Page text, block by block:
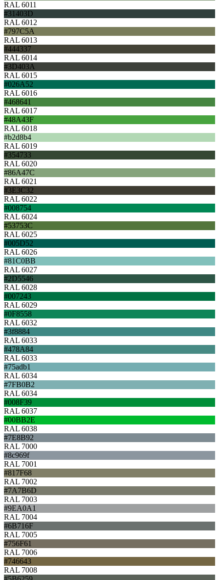
RAL 6011
#31403D
RAL 6012
#797C5A
RAL 6013
#444337
RAL 6014
#3D403A
RAL 6015
#026A52
RAL 6016
#468641
RAL 6017
#48A43F
RAL 6018
#b2d8b4
RAL 6019
#354733
RAL 6020
#86A47C
RAL 6021
#3E3C32
RAL 6022
#008754
RAL 6024
#53753C
RAL 6025
#005D52
RAL 6026
#81C0BB
RAL 6027
#2D5546
RAL 6028
#007243
RAL 6029
#0F8558
RAL 6032
#3f8884
RAL 6033
#478A84
RAL 6033
#75adb1
RAL 6034
#7FB0B2
RAL 6034
#008F39
RAL 6037
#00BB2E
RAL 6038
#7E8B92
RAL 7000
#8c969f
RAL 7001
#817F68
RAL 7002
#7A7B6D
RAL 7003
#9EA0A1
RAL 7004
#6B716F
RAL 7005
#756F61
RAL 7006
#746643
RAL 7008